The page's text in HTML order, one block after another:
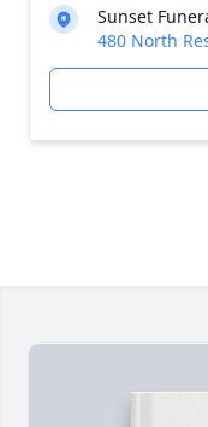
Sunset
480 North